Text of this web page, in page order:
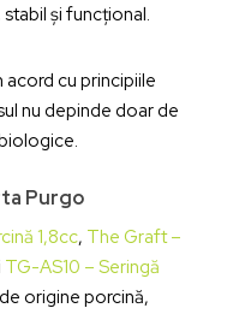
și funcțional.
cu principiile
nu depinde doar de
Purgo
1,8cc, The Graft –
TG-AS10 – Seringă
origine porcină,